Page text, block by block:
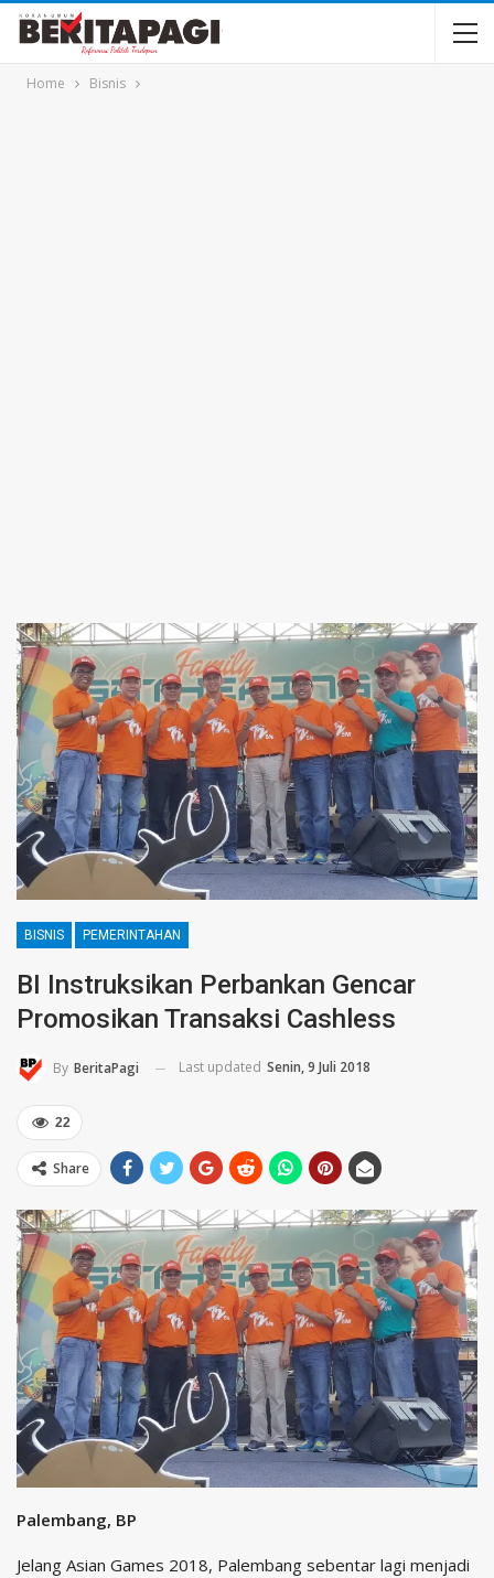
Home Bisnis
BISNIS PEMERINTAHAN
BI Instruksikan Perbankan Gencar
Promosikan Transaksi Cashless
By BeritaPagi Last updated Senin, 9 Juli 2018
22
Share
Palembang, BP
Jelang Asian Games 2018, Palembang sebentar lagi menjadi